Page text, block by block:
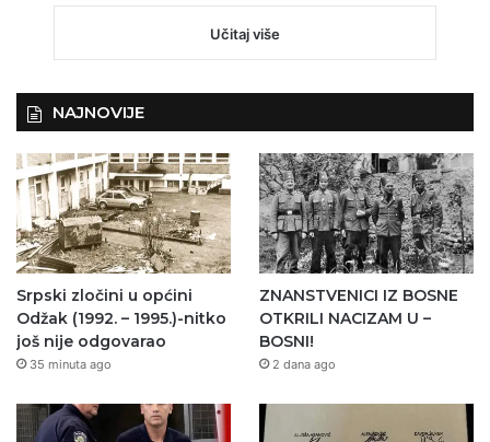
Učitaj više
NAJNOVIJE
Srpski zločini u općini
Odžak (1992. – 1995.)-nitko
još nije odgovarao
35 minuta ago
ZNANSTVENICI IZ BOSNE
OTKRILI NACIZAM U –
BOSNI!
2 dana ago